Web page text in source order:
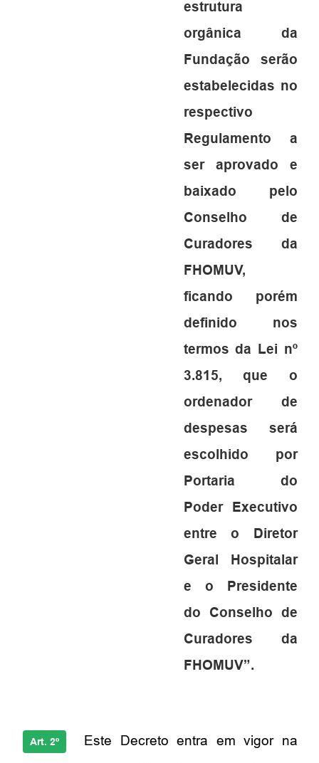
estrutura
orgânica da
Fundação serão
estabelecidas no
respectivo
Regulamento a
ser aprovado e
baixado pelo
Conselho de
Curadores da
FHOMUV,
ficando porém
definido nos
termos da Lei nº
3.815, que o
ordenador de
despesas será
escolhido por
Portaria do
Poder Executivo
entre o Diretor
Geral Hospitalar
e o Presidente
do Conselho de
Curadores da
FHOMUV”.
Art. 2º Este Decreto entra em vigor na